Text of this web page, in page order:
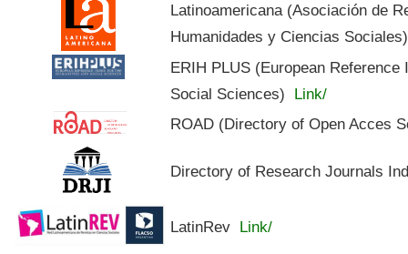
Latinoamericana (Asociación de
Humanidades y Ciencias Sociales)
ERIH PLUS (European
Social Sciences) Link/
ROAD (Directory of Open Acces
Directory of Research Journals
LatinRev Link/